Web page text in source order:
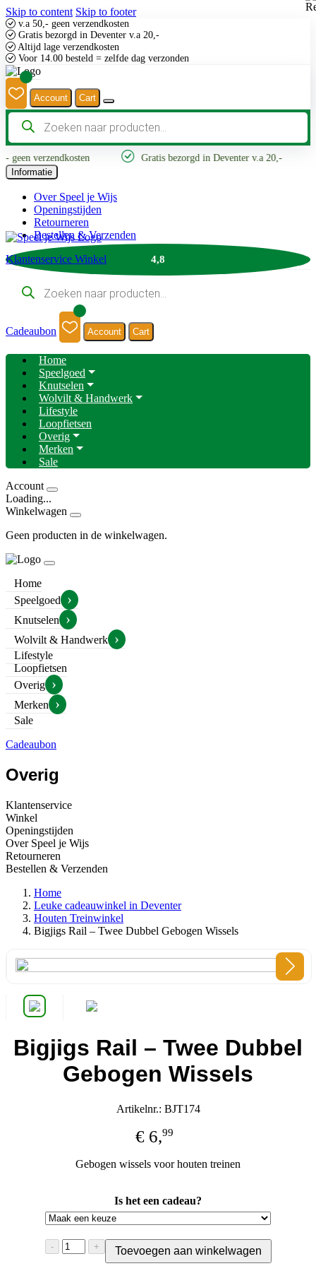
Skip to content Skip to footer
v.a 50,- geen verzendkosten
Gratis bezorgd in Deventer v.a 20,-
Altijd lage verzendkosten
Voor 14.00 besteld = zelfde dag verzonden
Account Cart
Producten
zoeken
geen verzendkosten
Gratis bezorgd in Deventer v.a 20,-
Informatie
Over Speel je Wijs
Openingstijden
Retourneren
Bestellen & Verzenden
Klantenservice Winkel 4,8
zoeken
Cadeaubon Account Cart
Home
Speelgoed
Knutselen
Wolvilt & Handwerk
Lifestyle
Loopfietsen
Overig
Merken
Sale
Account
Loading...
Winkelwagen
Geen producten in de winkelwagen.
Home
Speelgoed
›
Knutselen ›
Wolvilt & Handwerk ›
Lifestyle
Loopfietsen
Overig ›
Merken ›
Sale
Cadeaubon
Overig
Klantenservice
Winkel
Openingstijden
Over Speel je Wijs
Retourneren
Bestellen & Verzenden
Home
Leuke cadeauwinkel in Deventer
Houten Treinwinkel
Bigjigs Rail – Twee Dubbel Gebogen Wissels
Bigjigs Rail – Twee Dubbel
Gebogen Wissels
Artikelnr.: BJT174
€ 6,99
Gebogen wissels voor houten treinen
Is het een cadeau?
-
Bigjigs
Rail
+ Toevoegen aan winkelwagen